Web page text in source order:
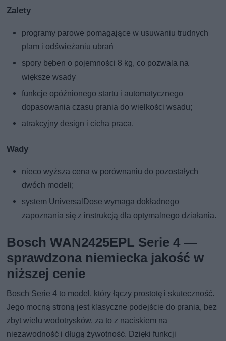
Zalety
programy parowe pomagające w usuwaniu trudnych
plam i odświeżaniu ubrań
spory bęben o pojemności 8 kg, co pozwala na
większe wsady
funkcje opóźnionego startu i automatycznego
dopasowania czasu prania do wielkości wsadu;
atrakcyjny design i cicha praca.
Wady
nieco wyższa cena w porównaniu do pozostałych
dwóch modeli;
system UniversalDose wymaga dokładnego
zapoznania się z instrukcją dla optymalnego działania.
Bosch WAN2425EPL Serie 4 —
sprawdzona niemiecka jakość w
niższej cenie
Bosch Serie 4 to model, który łączy prostotę i skuteczność.
Jego mocną stroną jest klasyczne podejście do prania, bez
zbyt wielu wodotrysków, za to z naciskiem na
niezawodność i długą żywotność. Dzięki funkcji